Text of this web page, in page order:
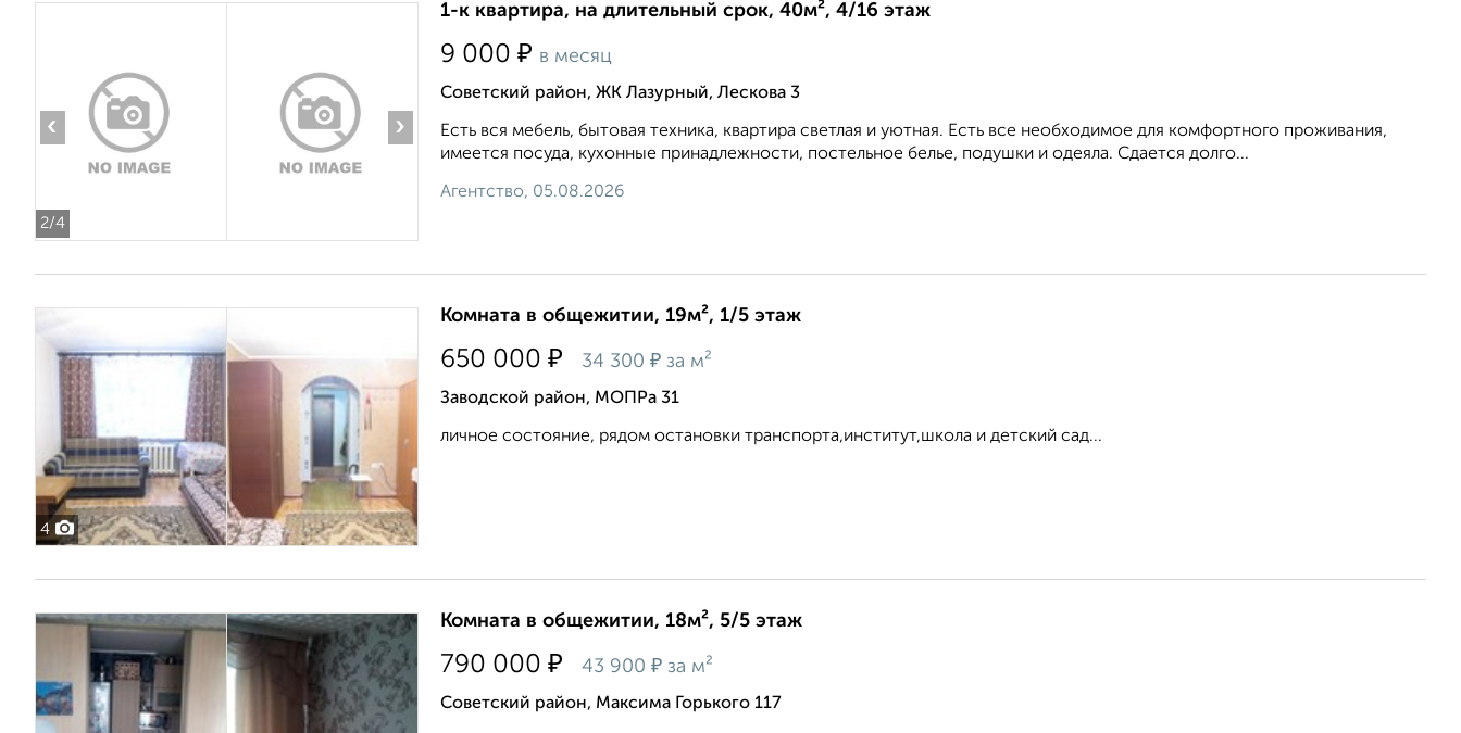
2/4
‹ ›
1-к квартира, на длительный срок, 40м², 4/16 этаж
9 000 ₽ в месяц
Советский район, ЖК Лазурный, Лескова 3
Есть вся мебель, бытовая техника, квартира светлая и уютная. Есть все необходимое для комфортного проживания,
имеется посуда, кухонные принадлежности, постельное белье, подушки и одеяла. Сдается долго...
Агентство, 05.08.2026
4
Комната в общежитии, 19м², 1/5 этаж
650 000 ₽ 34 300 ₽ за м²
Заводской район, МОПРа 31
личное состояние, рядом остановки транспорта,институт,школа и детский сад...
Комната в общежитии, 18м², 5/5 этаж
790 000 ₽ 43 900 ₽ за м²
Советский район, Максима Горького 117